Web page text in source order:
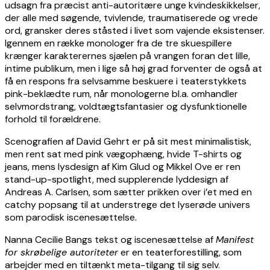
udsagn fra præcist anti-autoritære unge kvindeskikkelser,
der alle med søgende, tvivlende, traumatiserede og vrede
ord, gransker deres ståsted i livet som vajende eksistenser.
Igennem en række monologer fra de tre skuespillere
krænger karakterernes sjælen på vrangen foran det lille,
intime publikum, men i lige så høj grad forventer de også at
få en respons fra selvsamme beskuere i teaterstykkets
pink-beklædte rum, når monologerne bl.a. omhandler
selvmordstrang, voldtægtsfantasier og dysfunktionelle
forhold til forældrene.
Scenografien af David Gehrt er på sit mest minimalistisk,
men rent sat med pink vægophæng, hvide T-shirts og
jeans, mens lysdesign af Kim Glud og Mikkel Ove er ren
stand-up-spotlight, med supplerende lyddesign af
Andreas A. Carlsen, som sætter prikken over i’et med en
catchy popsang til at understrege det lyserøde univers
som parodisk iscenesættelse.
Nanna Cecilie Bangs tekst og iscenesættelse afManifest
for skrøbelige autoriteterer en teaterforestilling, som
arbejder med en tiltænkt meta-tilgang til sig selv.